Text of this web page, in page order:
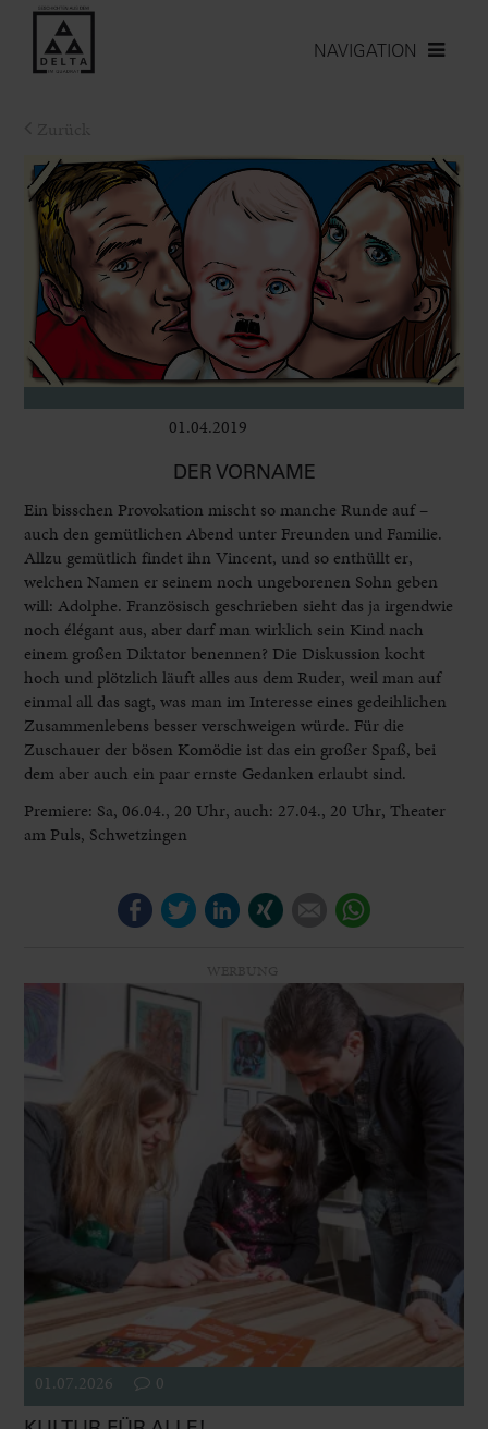
NAVIGATION
01.04.2019
DER VORNAME
Ein bisschen Provokation mischt so manche Runde auf –
auch den gemütlichen Abend unter Freunden und Familie.
Allzu gemütlich findet ihn Vincent, und so enthüllt er,
welchen Namen er seinem noch ungeborenen Sohn geben
will: Adolphe. Französisch geschrieben sieht das ja irgendwie
noch élégant aus, aber darf man wirklich sein Kind nach
einem großen Diktator benennen? Die Diskussion kocht
hoch und plötzlich läuft alles aus dem Ruder, weil man auf
einmal all das sagt, was man im Interesse eines gedeihlichen
Zusammenlebens besser verschweigen würde. Für die
Zuschauer der bösen Komödie ist das ein großer Spaß, bei
dem aber auch ein paar ernste Gedanken erlaubt sind.
Premiere: Sa, 06.04., 20 Uhr, auch: 27.04., 20 Uhr, Theater
am Puls, Schwetzingen
FacebookTwitterLinkedIn E-mail
01.07.2026 0